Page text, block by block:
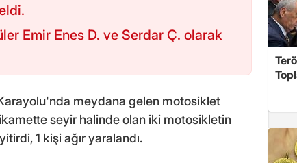
Emir Enes D. ve Serdar Ç. olarak
meydana gelen motosiklet
seyir halinde olan iki motosikletin
1 kişi ağır yaralandı.